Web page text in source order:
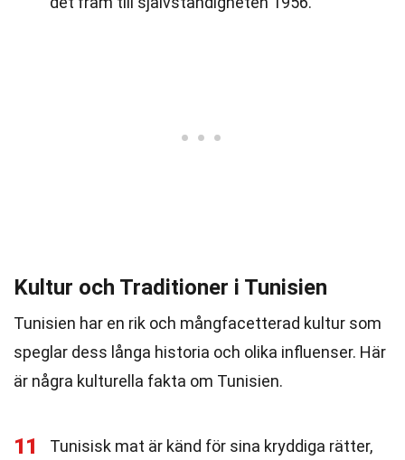
Kultur och Traditioner i Tunisien
Tunisien har en rik och mångfacetterad kultur som
speglar dess långa historia och olika influenser. Här
är några kulturella fakta om Tunisien.
11
Tunisisk mat är känd för sina kryddiga rätter,